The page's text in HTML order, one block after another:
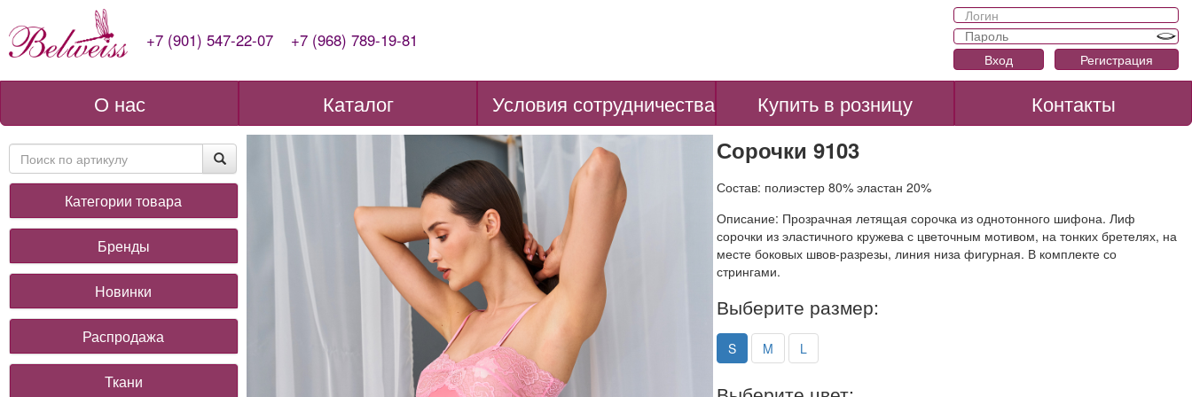
+7 (901) 547-22-07 +7 (968) 789-19-81
Регистрация
Вход
О нас Каталог Условия сотрудничества Купить в розницу Контакты
Категории товара
Бренды
Новинки
Распродажа
Ткани
Сорочки 9103
Состав: полиэстер 80% эластан 20%
Описание: Прозрачная летящая сорочка из однотонного шифона. Лиф
сорочки из эластичного кружева с цветочным мотивом, на тонких бретелях, на
месте боковых швов-разрезы, линия низа фигурная. В комплекте со
стрингами.
Выберите размер:
S M L